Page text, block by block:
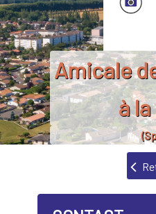
Amicale
à